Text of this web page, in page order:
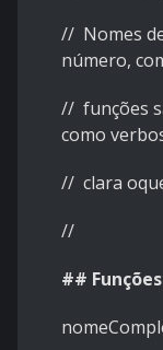
// Nomes
número,
// funções
como
// clara
//
##